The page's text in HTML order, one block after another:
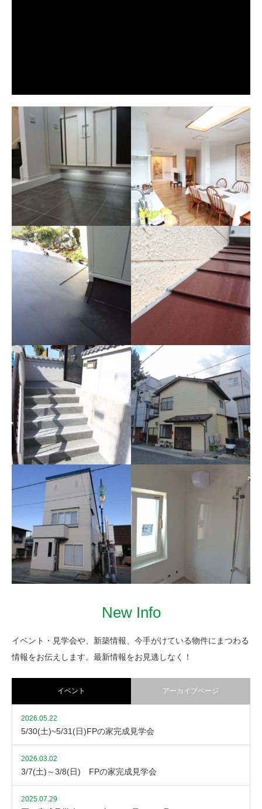
ルを撤去した後、人造大理石
の框とブラックのタイルに変
更しました。
全面の断熱化工事
フルリノベーション
雨漏り診断02
屋根板金を張替え 雨漏り診断
雨漏り診断は雨が降った日で
ないとだめです。
暖かい暮らしのための断
熱
外壁リフォーム
古い板壁を撤去した後鉄板サ
イディングを貼る
New Info
イベント・見学会や、新築情報、今手がけている物件にまつわる
情報をお伝えします。最新情報をお見逃しなく！
イベント アーカイブページ
2026.05.22
5/30(土)~5/31(日)FPの家完成見学会
2026.03.02
3/7(土)～3/8(日) FPの家完成見学会
2025.07.29